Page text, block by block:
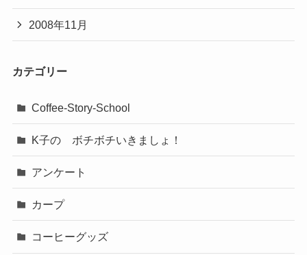
2008年11月
カテゴリー
Coffee-Story-School
K子の ボチボチいきましょ！
アンケート
カープ
コーヒーグッズ